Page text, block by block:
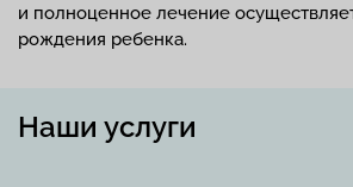
и полноценное лечение
рождения ребенка.
Наши услуги